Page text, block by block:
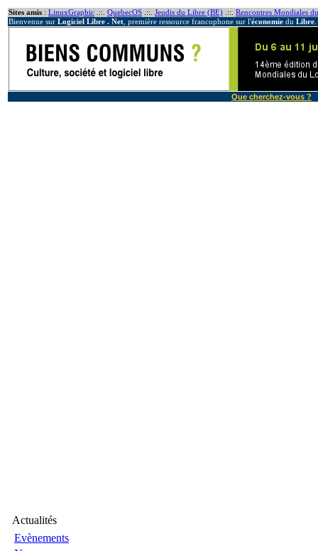
Sites amis : LinuxGraphic .::. QuebecOS .::. Jeudis du Libre (BE) .::. Rencontres Mondiales
Bienvenue sur Logiciel Libre . Net , première ressource francophone sur l'économie du Libre
Que cherchez-vous ?
Actualités
Evènements